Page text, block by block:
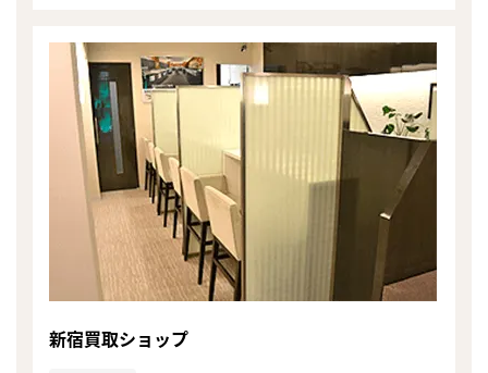
新宿買取ショップ